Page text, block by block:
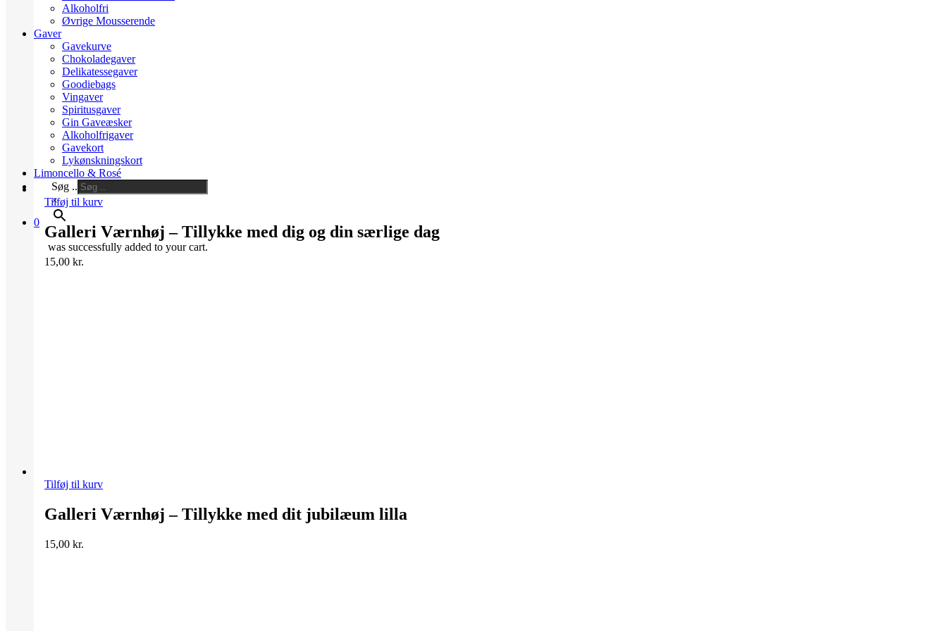
Alkoholfri
Øvrige Mousserende
Gaver
Gavekurve
Chokoladegaver
Delikatessegaver
Goodiebags
Vingaver
Spiritusgaver
Gin Gaveæsker
Alkoholfrigaver
Gavekort
Lykønskningskort
Limoncello & Rosé
Søg ..
×
0
was successfully added to your cart.
Tilføj til kurv
Galleri Værnhøj – Tillykke med dig og din særlige dag
15,00 kr.
Tilføj til kurv
Galleri Værnhøj – Tillykke med dit jubilæum lilla
15,00 kr.